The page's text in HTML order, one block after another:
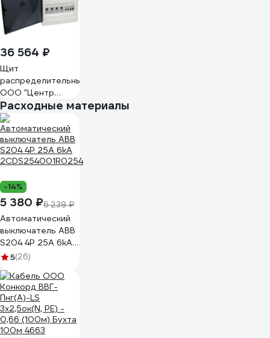
36 564 ₽
Щит
распределительный
ООО "Центр
Энергии" НКУ
ЩР50А UNK-24 с
РНК (1x2С50,
2x1С10, 2x1С16,
1x1С25, АВДТ
2x22С10,
РНК) 00-
00005020
Расходные материалы
-14%
5 380 ₽6 239 ₽
Автоматический
выключатель ABB
S204 4P 25A 6kA
2CDS254001R0254
5(26)